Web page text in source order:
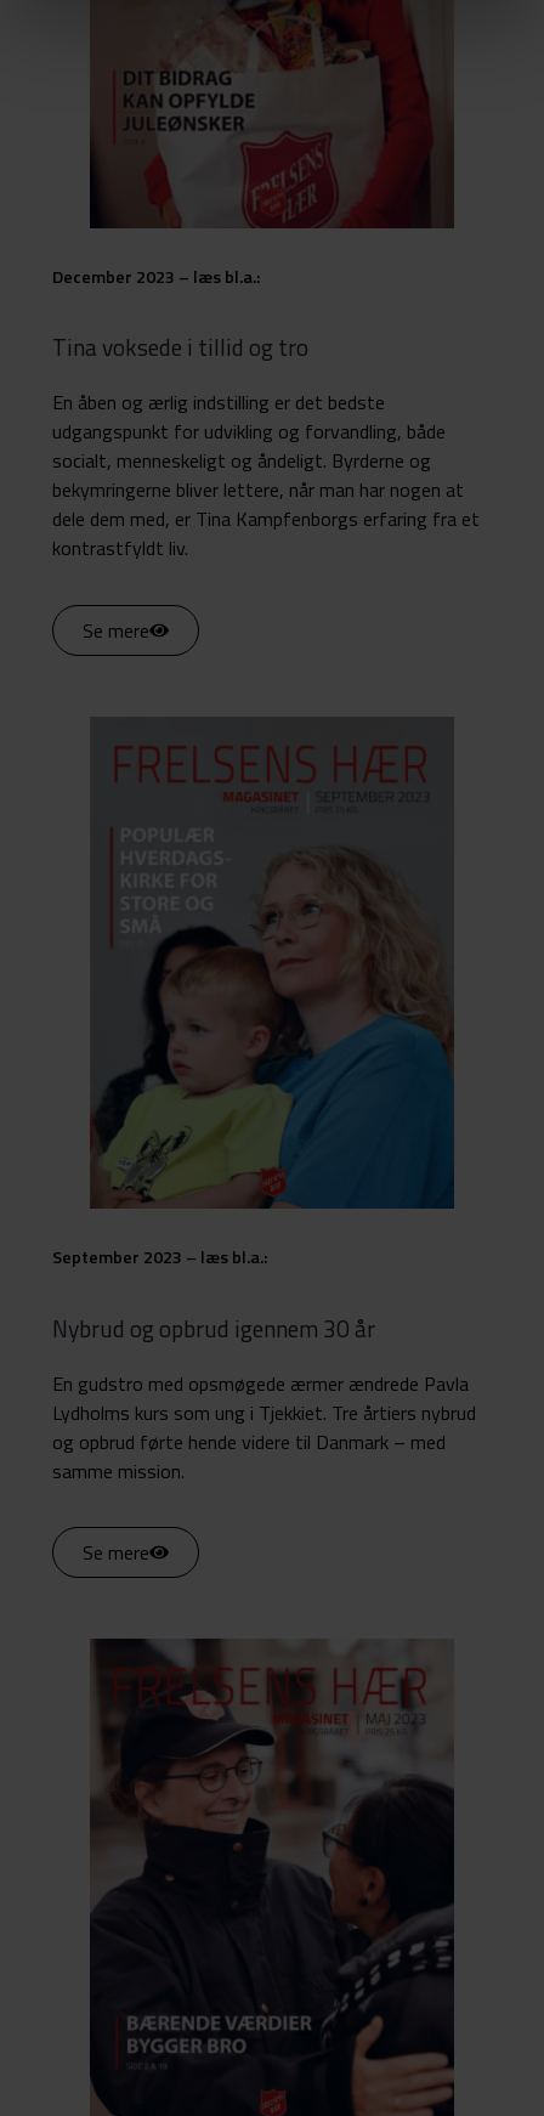
December 2023 – læs bl.a.:
Tina voksede i tillid og tro
En åben og ærlig indstilling er det bedste
udgangspunkt for udvikling og forvandling, både
socialt, menneskeligt og åndeligt. Byrderne og
bekymringerne bliver lettere, når man har nogen at
dele dem med, er Tina Kampfenborgs erfaring fra et
kontrastfyldt liv.
Se mere
September 2023 – læs bl.a.:
Nybrud og opbrud igennem 30 år
En gudstro med opsmøgede ærmer ændrede Pavla
Lydholms kurs som ung i Tjekkiet. Tre årtiers nybrud
og opbrud førte hende videre til Danmark – med
samme mission.
Se mere